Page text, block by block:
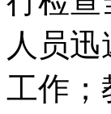
人员
工作；